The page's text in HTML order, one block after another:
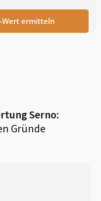
Wert ermitteln
Serno:
Gründe